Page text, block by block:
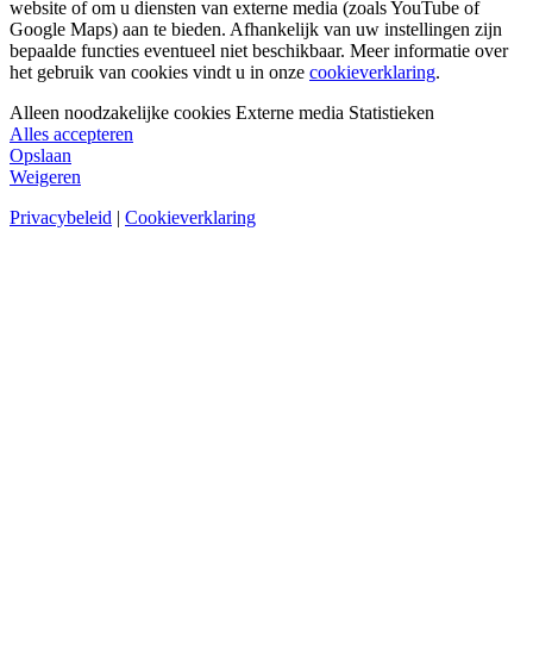
website of om u diensten van externe media (zoals YouTube of
Google Maps) aan te bieden. Afhankelijk van uw instellingen zijn
bepaalde functies eventueel niet beschikbaar. Meer informatie over
het gebruik van cookies vindt u in onze cookieverklaring.
Alleen noodzakelijke cookies Externe media Statistieken
Alles accepteren
Opslaan
Weigeren
Privacybeleid | Cookieverklaring